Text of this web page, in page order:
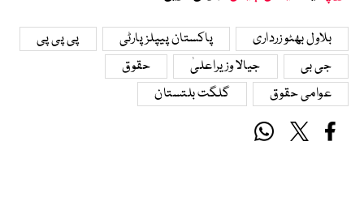
بلاول بھٹو زرداری پاکستان پیپلز پارٹی
پی پی پی
جی بی
جیالا وزیراعلیٰ
حقوق
عوامی حقوق
گلگت بلتستان